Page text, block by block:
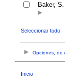
Baker,
Seleccionar todo
Opciones, de
Inicio